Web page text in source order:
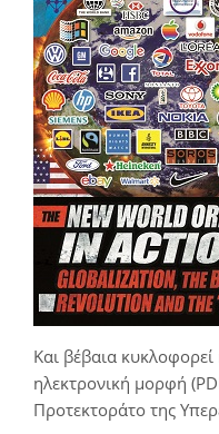
Και βέβαια
ηλεκτρονική μορφή
Προτεκτοράτο της